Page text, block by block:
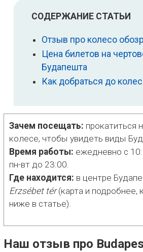
СОДЕРЖАНИЕ СТАТЬИ
Отзыв про колесо
Цена билетов на
Будапешта
Как добраться до
Зачем посещать: прокатиться
колесе, чтобы увидеть виды
Время работы: ежедневно с
пн-вт до 23:00.
Где находится: в центре
Erzsébet tér(карта и подробнее,
ниже в статье).
Наш отзыв про